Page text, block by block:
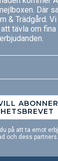
Där
& Trädgård.
tävla om
erbjudanden.
på att ta emot
och dess partners.